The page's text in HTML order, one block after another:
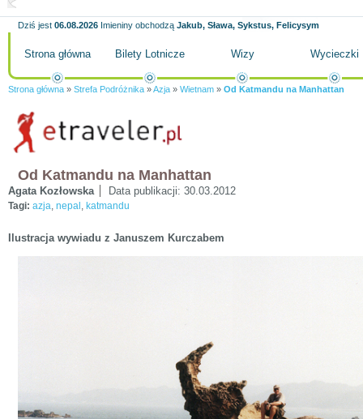
Dziś jest 06.08.2026 Imieniny obchodzą Jakub, Sława, Sykstus, Felicysym
Strona główna Bilety Lotnicze Wizy Wycieczki
Strona główna » Strefa Podróżnika »Azja » Wietnam » Od Katmandu na Manhattan
Od Katmandu na Manhattan
Agata Kozłowska Data publikacji: 30.03.2012
Tagi: azja, nepal , katmandu
Ilustracja wywiadu z Januszem Kurczabem